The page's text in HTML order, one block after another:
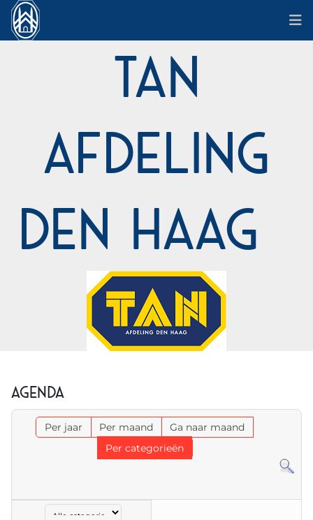
TAN
Afdeling
Den Haag
Agenda
Per jaar Per maand
Ga naar maand
Per categorieën
Select a Category to filter list